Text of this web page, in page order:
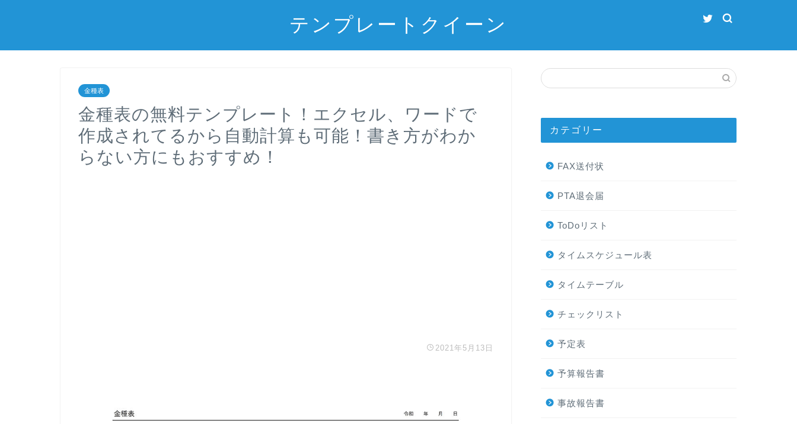
テンプレートクイーン
金種表
金種表の無料テンプレート！エクセル、ワードで
作成されてるから自動計算も可能！書き方がわか
らない方にもおすすめ！
2021年5月13日
カテゴリー
FAX送付状
PTA退会届
ToDoリスト
タイムスケジュール表
タイムテーブル
チェックリスト
予定表
予算報告書
事故報告書